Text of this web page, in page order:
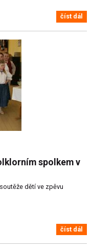
číst dál
spolkem v
dětí ve zpěvu
číst dál